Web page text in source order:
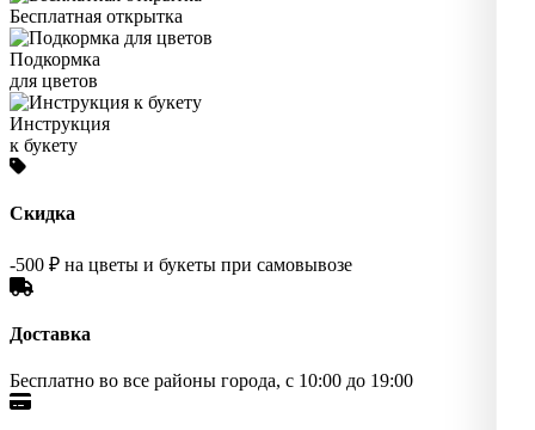
Бесплатная открытка
Подкормка
для цветов
Инструкция
к букету
Скидка
-500 ₽ на цветы и букеты при самовывозе
Доставка
Бесплатно во все районы города, с 10:00 до 19:00